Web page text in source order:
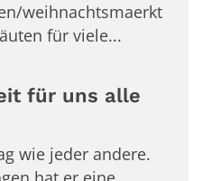
weihnachtsmaerkt
für viele...
für uns alle
wie jeder andere.